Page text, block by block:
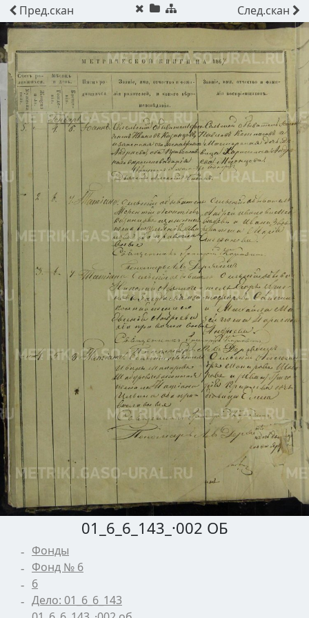
Пред.скан След.скан
01_6_6_143_·002 ОБ
Фонды
Фонд № 6
6
Дело: 01_6_6_143